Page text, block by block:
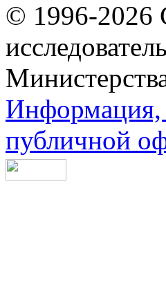
© 1996-2026
Информация,
публичной